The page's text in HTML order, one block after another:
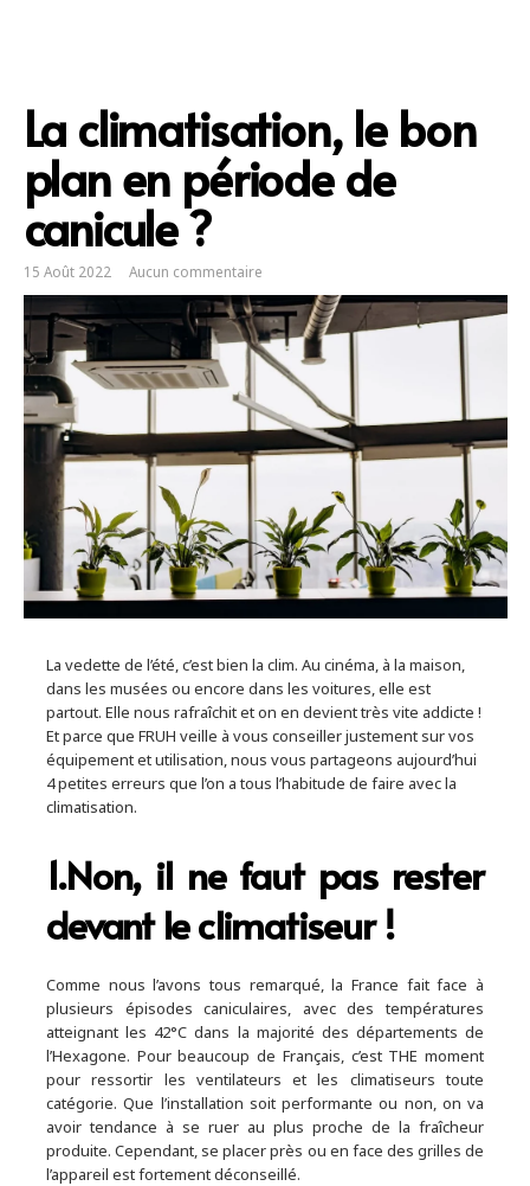
La climatisation, le bon
plan en période de
canicule ?
15 Août 2022 Aucun commentaire
La vedette de l’été, c’est bien la clim. Au cinéma, à la maison,
dans les musées ou encore dans les voitures, elle est
partout. Elle nous rafraîchit et on en devient très vite addicte !
Et parce que FRUH veille à vous conseiller justement sur vos
équipement et utilisation, nous vous partageons aujourd’hui
4 petites erreurs que l’on a tous l’habitude de faire avec la
climatisation.
1.Non, il ne faut pas rester
devant le climatiseur !
Comme nous l’avons tous remarqué, la France fait face à
plusieurs épisodes caniculaires, avec des températures
atteignant les 42°C dans la majorité des départements de
l’Hexagone. Pour beaucoup de Français, c’est THE moment
pour ressortir les ventilateurs et les climatiseurs toute
catégorie. Que l’installation soit performante ou non, on va
avoir tendance à se ruer au plus proche de la fraîcheur
produite. Cependant, se placer près ou en face des grilles de
l’appareil est fortement déconseillé.